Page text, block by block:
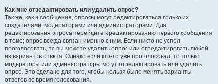
Как мне отредактировать или удалить опрос?
Так же, как и сообщения, опросы могут редактироваться только их
создателями, модераторами или администраторами. Для
редактирования опроса перейдите к редактированию первого сообщения
в теме; опрос всегда связан именно с ним. Если никто не успел
проголосовать, то вы можете удалить опрос или отредактировать любой
из вариантов ответа. Однако если кто-то уже проголосовал, то только
модераторы или администраторы могут отредактировать или удалить
опрос. Это сделано для того, чтобы нельзя было менять варианты
ответов во время голосования.